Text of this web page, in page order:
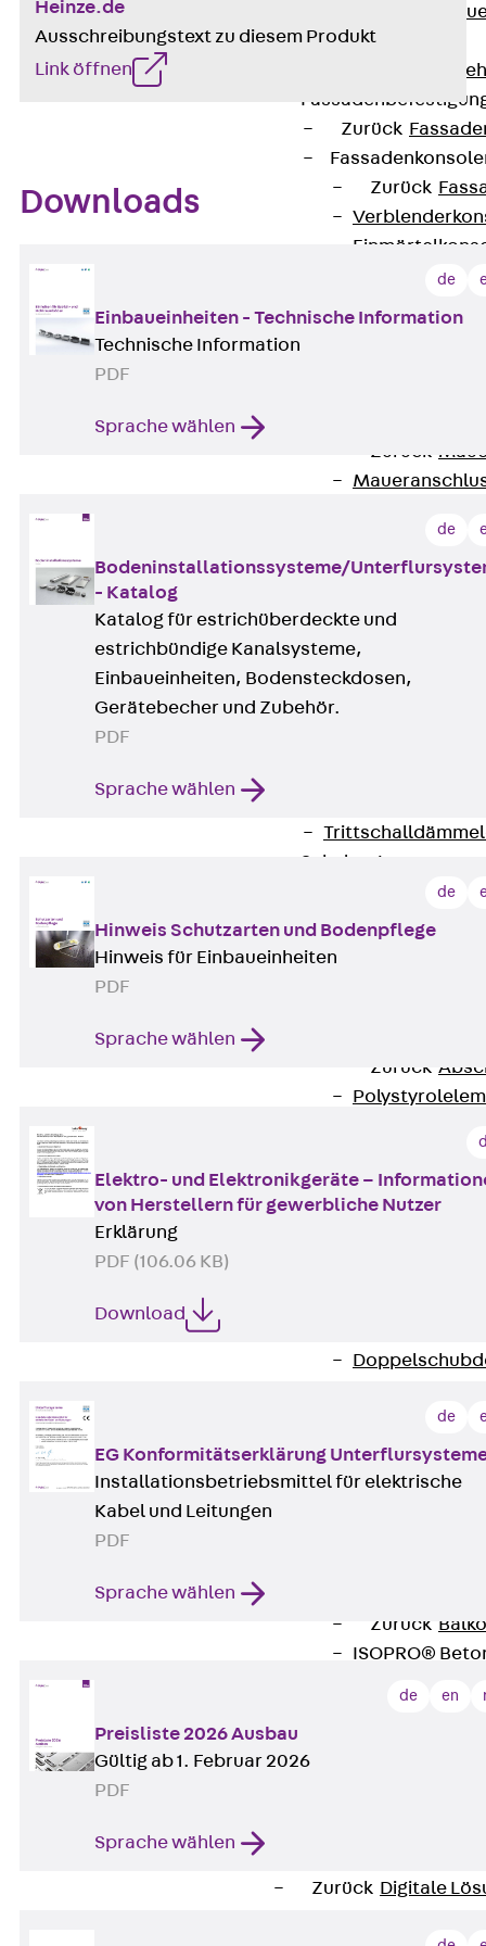
GRIPRIP®
Zurück
Zurück
Winkelkonsole
Zurück
Zurück
Windpost JWP
Schallisolation
Schalung
Schalrohre
Zurück
Abschalelemente
Zurück
Zurück
ISOPRO®
Zurück Digitale
Heinze.de
Ausschreibungstext zu diesem Produkt
Link öffnen
Downloads
de
Einbaueinheiten - Technische Information
Technische Information
PDF
Sprache wählen
de
Bodeninstallationssysteme/
- Katalog
Katalog für estrichüberdeckte und
estrichbündige Kanalsysteme,
Einbaueinheiten, Bodensteckdosen,
Gerätebecher und Zubehör.
PDF
Sprache wählen
de
Hinweis Schutzarten und Bodenpflege
Hinweis für Einbaueinheiten
PDF
Sprache wählen
Elektro- und Elektronikgeräte –
von Herstellern für gewerbliche Nutzer
Erklärung
PDF (106.06 KB)
Download
de
EG Konformitätserklärung
Installationsbetriebsmittel für elektrische
Kabel und Leitungen
PDF
Sprache wählen
de en
Preisliste 2026 Ausbau
Gültig ab 1. Februar 2026
PDF
Sprache wählen